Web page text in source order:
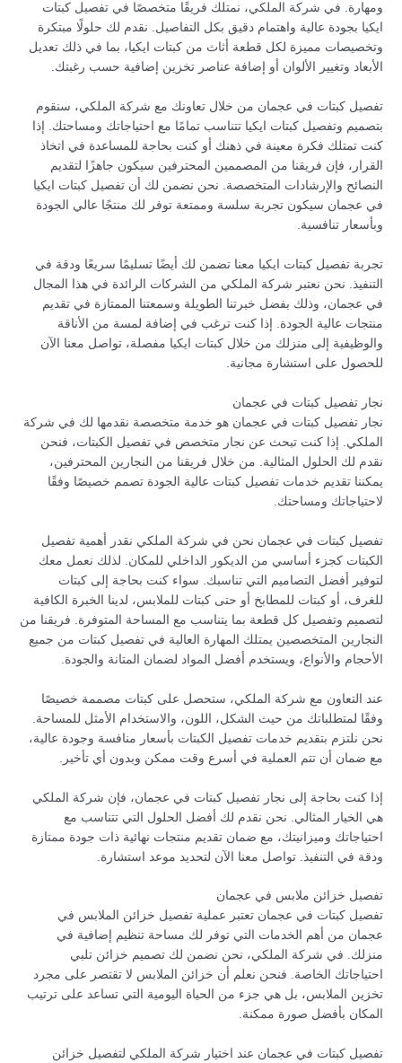
ومهارة. في شركة الملكي، نمتلك فريقًا متخصصًا في تفصيل كبتات
ايكيا بجودة عالية واهتمام دقيق بكل التفاصيل. نقدم لك حلولًا مبتكرة
وتخصيصات مميزة لكل قطعة أثاث من كبتات ايكيا، بما في ذلك تعديل
الأبعاد وتغيير الألوان أو إضافة عناصر تخزين إضافية حسب رغبتك.
تفصيل كبتات في عجمان من خلال تعاونك مع شركة الملكي، سنقوم
بتصميم وتفصيل كبتات ايكيا تتناسب تمامًا مع احتياجاتك ومساحتك. إذا
كنت تمتلك فكرة معينة في ذهنك أو كنت بحاجة للمساعدة في اتخاذ
القرار، فإن فريقنا من المصممين المحترفين سيكون جاهزًا لتقديم
النصائح والإرشادات المتخصصة. نحن نضمن لك أن تفصيل كبتات ايكيا
في عجمان سيكون تجربة سلسة وممتعة توفر لك منتجًا عالي الجودة
وبأسعار تنافسية.
تجربة تفصيل كبتات ايكيا معنا تضمن لك أيضًا تسليمًا سريعًا ودقة في
التنفيذ. نحن نعتبر شركة الملكي من الشركات الرائدة في هذا المجال
في عجمان، وذلك بفضل خبرتنا الطويلة وسمعتنا الممتازة في تقديم
منتجات عالية الجودة. إذا كنت ترغب في إضافة لمسة من الأناقة
والوظيفية إلى منزلك من خلال كبتات ايكيا مفصلة، تواصل معنا الآن
للحصول على استشارة مجانية.
نجار تفصيل كبتات في عجمان
نجار تفصيل كبتات في عجمان هو خدمة متخصصة نقدمها لك في شركة
الملكي. إذا كنت تبحث عن نجار متخصص في تفصيل الكبتات، فنحن
نقدم لك الحلول المثالية. من خلال فريقنا من النجارين المحترفين،
يمكننا تقديم خدمات تفصيل كبتات عالية الجودة تصمم خصيصًا وفقًا
لاحتياجاتك ومساحتك.
تفصيل كبتات في عجمان نحن في شركة الملكي نقدر أهمية تفصيل
الكبتات كجزء أساسي من الديكور الداخلي للمكان. لذلك نعمل معك
لتوفير أفضل التصاميم التي تناسبك. سواء كنت بحاجة إلى كبتات
للغرف، أو كبتات للمطابخ أو حتى كبتات للملابس، لدينا الخبرة الكافية
لتصميم وتفصيل كل قطعة بما يتناسب مع المساحة المتوفرة. فريقنا من
النجارين المتخصصين يمتلك المهارة العالية في تفصيل كبتات من جميع
الأحجام والأنواع، ويستخدم أفضل المواد لضمان المتانة والجودة.
عند التعاون مع شركة الملكي، ستحصل على كبتات مصممة خصيصًا
وفقًا لمتطلباتك من حيث الشكل، اللون، والاستخدام الأمثل للمساحة.
نحن نلتزم بتقديم خدمات تفصيل الكبتات بأسعار منافسة وجودة عالية،
مع ضمان أن تتم العملية في أسرع وقت ممكن وبدون أي تأخير.
إذا كنت بحاجة إلى نجار تفصيل كبتات في عجمان، فإن شركة الملكي
هي الخيار المثالي. نحن نقدم لك أفضل الحلول التي تتناسب مع
احتياجاتك وميزانيتك، مع ضمان تقديم منتجات نهائية ذات جودة ممتازة
ودقة في التنفيذ. تواصل معنا الآن لتحديد موعد استشارة.
تفصيل خزائن ملابس في عجمان
تفصيل كبتات في عجمان تعتبر عملية تفصيل خزائن الملابس في
عجمان من أهم الخدمات التي توفر لك مساحة تنظيم إضافية في
منزلك. في شركة الملكي، نحن نضمن لك تصميم خزائن تلبي
احتياجاتك الخاصة. فنحن نعلم أن خزائن الملابس لا تقتصر على مجرد
تخزين الملابس، بل هي جزء من الحياة اليومية التي تساعد على ترتيب
المكان بأفضل صورة ممكنة.
تفصيل كبتات في عجمان عند اختيار شركة الملكي لتفصيل خزائن